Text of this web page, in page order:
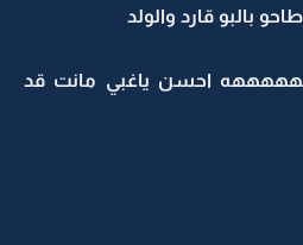
بالبو قارد والولد
احسن ياغبي مانت قد